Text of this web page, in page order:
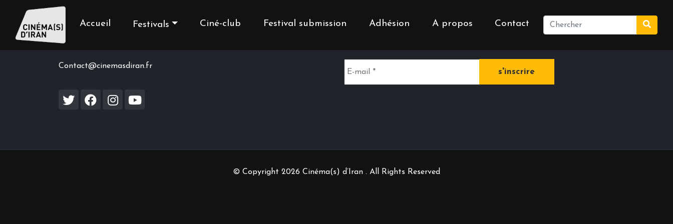
Accueil Festivals Ciné-club Festival submission Adhésion A propos Contact
Contact us
Contact@cinemasdiran.fr
Inscrivez-vous à notre newsletter
© Copyright 2026 Cinéma(s) d’Iran . All Rights Reserved